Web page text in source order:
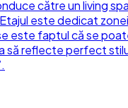
către un living
este dedicat
este faptul că se
reflecte perfect